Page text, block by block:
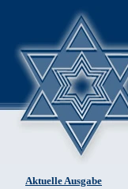
Aktuelle Ausgabe